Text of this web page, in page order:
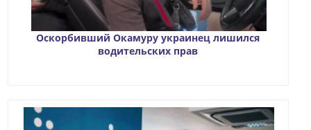
Оскорбивший Окамуру украинец лишился
водительских прав